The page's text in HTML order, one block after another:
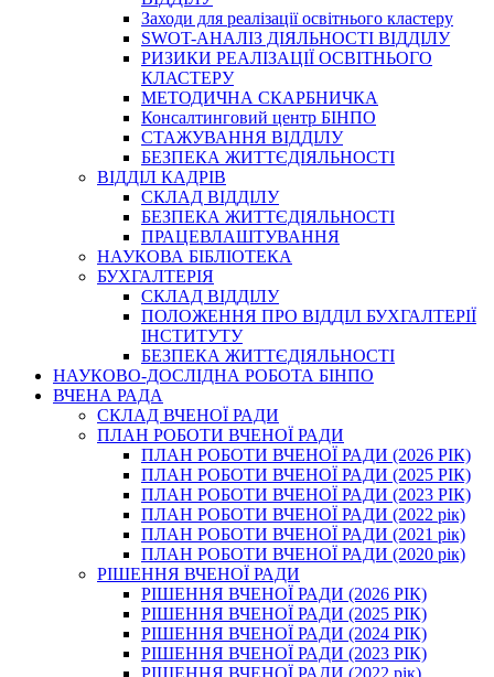
Заходи для реалізації освітнього кластеру
SWOT-АНАЛІЗ ДІЯЛЬНОСТІ ВІДДІЛУ
РИЗИКИ РЕАЛІЗАЦІЇ ОСВІТНЬОГО
КЛАСТЕРУ
МЕТОДИЧНА СКАРБНИЧКА
Консалтинговий центр БІНПО
СТАЖУВАННЯ ВІДДІЛУ
БЕЗПЕКА ЖИТТЄДІЯЛЬНОСТІ
ВІДДІЛ КАДРІВ
СКЛАД ВІДДІЛУ
БЕЗПЕКА ЖИТТЄДІЯЛЬНОСТІ
ПРАЦЕВЛАШТУВАННЯ
НАУКОВА БІБЛІОТЕКА
БУХГАЛТЕРІЯ
СКЛАД ВІДДІЛУ
ПОЛОЖЕННЯ ПРО ВІДДІЛ БУХГАЛТЕРІЇ
ІНСТИТУТУ
БЕЗПЕКА ЖИТТЄДІЯЛЬНОСТІ
НАУКОВО-ДОСЛІДНА РОБОТА БІНПО
ВЧЕНА РАДА
СКЛАД ВЧЕНОЇ РАДИ
ПЛАН РОБОТИ ВЧЕНОЇ РАДИ
ПЛАН РОБОТИ ВЧЕНОЇ РАДИ (2026 РІК)
ПЛАН РОБОТИ ВЧЕНОЇ РАДИ (2025 РІК)
ПЛАН РОБОТИ ВЧЕНОЇ РАДИ (2023 РІК)
ПЛАН РОБОТИ ВЧЕНОЇ РАДИ (2022 рік)
ПЛАН РОБОТИ ВЧЕНОЇ РАДИ (2021 рік)
ПЛАН РОБОТИ ВЧЕНОЇ РАДИ (2020 рік)
РІШЕННЯ ВЧЕНОЇ РАДИ
РІШЕННЯ ВЧЕНОЇ РАДИ (2026 РІК)
РІШЕННЯ ВЧЕНОЇ РАДИ (2025 РІК)
РІШЕННЯ ВЧЕНОЇ РАДИ (2024 РІК)
РІШЕННЯ ВЧЕНОЇ РАДИ (2023 РІК)
РІШЕННЯ ВЧЕНОЇ РАДИ (2022 рік)